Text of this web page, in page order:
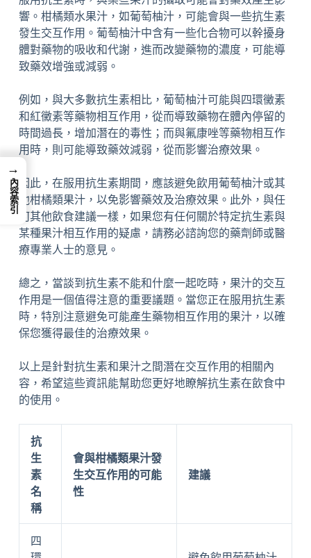
響。柑橘類水果汁，如葡萄柚汁，可能會與一些抗生素
發生交互作用。葡萄柚汁中含有一些化合物可以幹擾身
體對藥物的吸收和代謝，進而改變藥物的濃度，可能導
致藥效增強或減弱。
例如，與大多數抗生素相比，葡萄柚汁可能與四環黴素
和紅黴素等藥物相互作用，從而導致藥物在體內停留的
時間過長，增加潛在的毒性；而與氟康唑等藥物相互作
用時，則可能導致藥效減弱，從而影響治療效果。
因此，在服用抗生素期間，應該避免飲用葡萄柚汁或其
他柑橘類果汁，以免影響藥效及治療效果。此外，與任
何其他飲食建議一樣，如果您有任何關於特定抗生素與
某種果汁相互作用的疑慮，請務必諮詢您的藥劑師或醫
療專業人士的意見。
總之，當談到抗生素不能和什麼一起吃時，果汁的交互
作用是一個值得注意的重要議題。當您正在服用抗生素
時，特別注意避免可能產生藥物相互作用的果汁，以確
保您獲得最佳的治療效果。
以上是針對抗生素和果汁之間潛在交互作用的相關內
容，希望這些資訊能幫助您更好地瞭解抗生素在飲食中
的使用。
抗
生
素
名
稱
會與柑橘類果汁發
生交互作用的可能
性
建議
四
→
內容索引